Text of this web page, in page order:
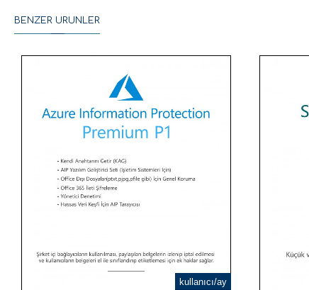
BENZER ÜRÜNLER
kullanıcı/ay